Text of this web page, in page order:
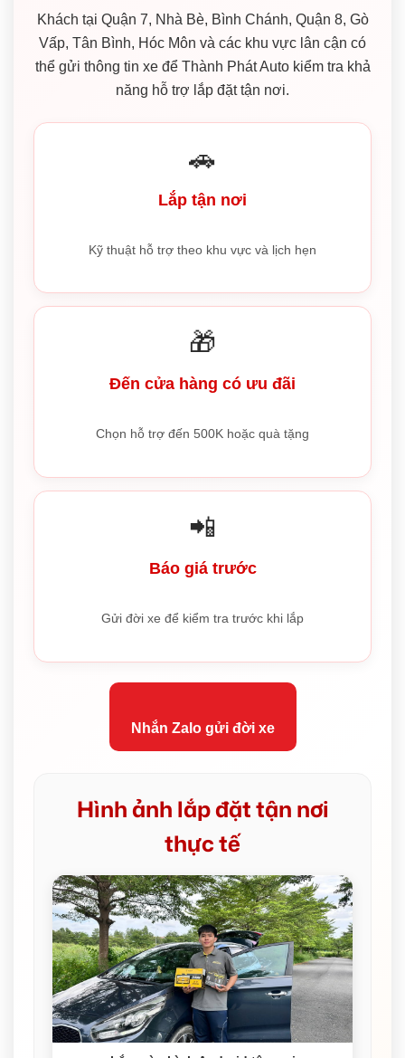
Khách tại Quận 7, Nhà Bè, Bình Chánh, Quận 8, Gò
Vấp, Tân Bình, Hóc Môn và các khu vực lân cận có
thể gửi thông tin xe để Thành Phát Auto kiểm tra khả
năng hỗ trợ lắp đặt tận nơi.
🚗
Lắp tận nơi
Kỹ thuật hỗ trợ theo khu vực và lịch hẹn
🎁
Đến cửa hàng có ưu đãi
Chọn hỗ trợ đến 500K hoặc quà tặng
📲
Báo giá trước
Gửi đời xe để kiểm tra trước khi lắp
Nhắn Zalo gửi đời xe
Hình ảnh lắp đặt tận nơi
thực tế